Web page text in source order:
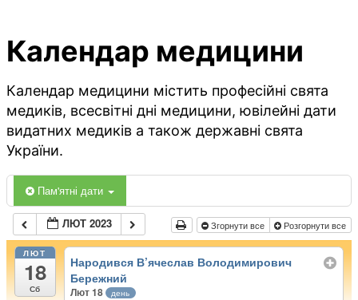
Календар медицини
Календар медицини містить професійні свята
медиків, всесвітні дні медицини, ювілейні дати
видатних медиків а також державні свята
України.
Пам'ятні дати
ЛЮТ 2023 Згорнути все Розгорнути все
ЛЮТ
18
Сб
Народився В’ячеслав Володимирович
Бережний
Лют 18 день